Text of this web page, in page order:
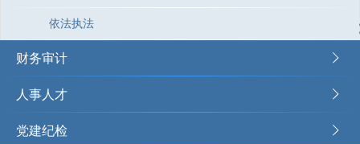
依法执法
财务审计
人事人才
党建纪检